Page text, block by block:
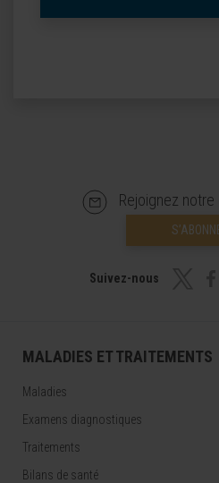
Rejoignez
Suivez-nous
MALADIES ET TRAITEMENTS
Maladies
Examens diagnostiques
Traitements
Bilans de santé